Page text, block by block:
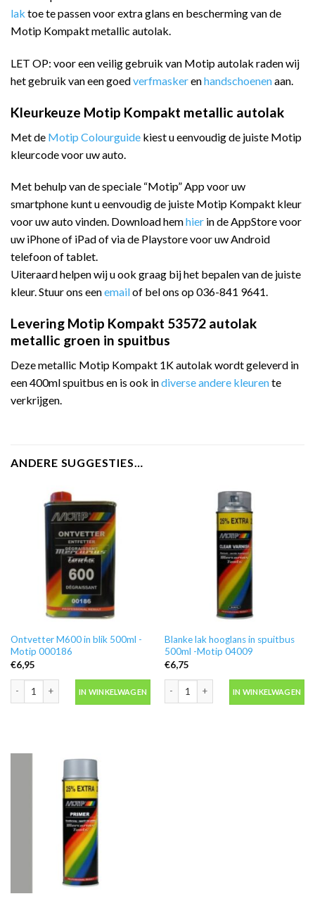
lak toe te passen voor extra glans en bescherming van de
Motip Kompakt metallic autolak.
LET OP: voor een veilig gebruik van Motip autolak raden wij
het gebruik van een goedverfmaskerenhandschoenenaan.
Kleurkeuze Motip Kompakt metallic autolak
Met de Motip Colourguide kiest u eenvoudig de juiste Motip
kleurcode voor uw auto.
Met behulp van de speciale “Motip” App voor uw
smartphone kunt u eenvoudig de juiste Motip Kompakt kleur
voor uw auto vinden. Download hemhier in de AppStore voor
uw iPhone of iPad of via de Playstore voor uw Android
telefoon of tablet.
Uiteraard helpen wij u ook graag bij het bepalen van de juiste
kleur. Stuur ons eenemailof bel ons op 036-841 9641.
Levering Motip Kompakt 53572 autolak
metallic groen in spuitbus
Deze metallic Motip Kompakt 1K autolak wordt geleverd in
een 400ml spuitbus en is ook indiverse andere kleurente
verkrijgen.
ANDERE SUGGESTIES…
Ontvetter M600 in blik 500ml -
Motip 000186
€6,95
IN WINKELWAGEN
Blanke lak hooglans in spuitbus
500ml -Motip 04009
€6,75
IN WINKELWAGEN